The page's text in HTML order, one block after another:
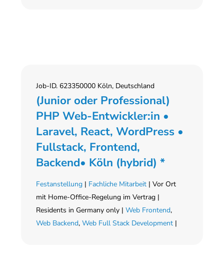
Job-ID. 623350000 Köln, Deutschland
(Junior oder Professional)
PHP Web-Entwickler:in •
Laravel, React, WordPress •
Fullstack, Frontend,
Backend• Köln (hybrid) *
Festanstellung | Fachliche Mitarbeit | Vor Ort
mit Home-Office-Regelung im Vertrag |
Residents in Germany only |Web Frontend,
Web Backend,Web Full Stack Development |